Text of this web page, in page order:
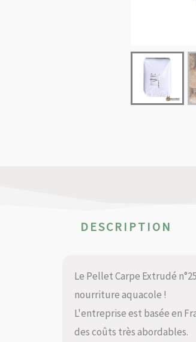
DESCRIPTION
Le Pellet Carpe Extrudé
nourriture aquacole !
L'entreprise est basée en
des coûts très abordables.